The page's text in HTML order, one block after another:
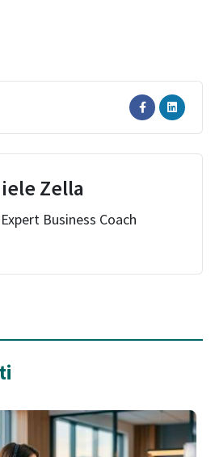
Zella
Business Coach